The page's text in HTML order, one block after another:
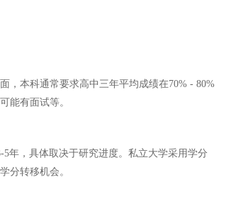
，本科通常要求高中三年平均成绩在70% - 80%
能有面试等。
年，具体取决于研究进度。私立大学采用学分
分转移机会。